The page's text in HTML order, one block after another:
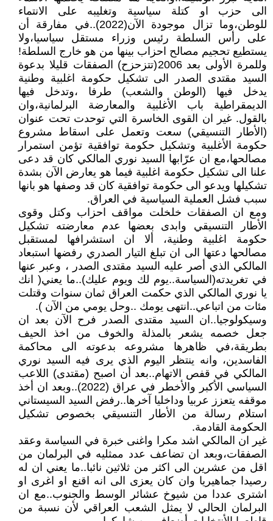
الى حزب او كتلة سياسية وتغليبه على الانتماء
للوطن،وما تزال موجودة الآن(2022)..في مفارقة أن
على رأس السلطة رئيس وزراء مستقل سياسيا،ولا
يستطيع تحجيم مصالح احزاب بينها من هو خارج السلطة!
وللمرة الأولى بعد 2006(تتزحزح) الصفقات قليلا بدعوة
السيد مقتدى الصدر الى تشكيل حكومة اغلبية وطنية
يدخل فيها (الوطن والشعب) طرفا ،وتدخل فيها
الديمقراطية باب الأغلبية والمعارضة البرلمانية،وان
بالقول. غير ان القوى الخاسرة التي توحدت تحت عنوان
(الأطار التنسيقي) سعت وتعمل على اسقاط مشروع
حكومة الأغلبية وتشكيل حكومة توافقية تؤمن استمرار
مصالحها،مع ان عرّابها السيد نوري المالكي كان قد دعى
علنا الى تشكيل حكومة اغلبية فيما هو يعارض الآن بشدة
تشكيلها ويدعو الى حكومة توافقية كان قد وصفها هو بانها
سبب فشل العملية السياسية في العراق.
ومع ان الصفقات خلخلت مواقف احزاب وكتل وقوى
الأطار التنسيقي وابدى بعضها عدم معارضته تشكيل
حكومة اغلبية وطنية، ألا ان استشرافها لمستقبل
مصالحها دعتها الى ان تبلغ التيار الصدري رفضها استبعاد
المالكي الذي أصر عليه السيد مقتدى الصدر ، وعبر عنها
في تغريدته(السياسة..يوم لك ويوم عليك)..ما يعني( انك
يا نوري المالكي الذي حكمت العراق ثمان سنوات وقتلت
مئات من اتباعي..انتهى يومك ..وحل يومي من الآن ).
وسيكولوجيا..ان السيد مقتدى الصدر فرح الآن بعد ان
جعل خصمه يشعر بالمذلة والخوف من اخذ الحيف
بطريقة،في ظاهرها مشروعه بدعوته الى محاكمة
الفاسدين، وانه ينتظر اليوم الذي يرى فيه السيد نوري
المالكي في قفص الاتهام..بعد أن اصبح (مقتدى) اللاعب
السياسي الأكبر والأخطر في عراق (2022)..وبعد ان أخذ
موقفه يتعزز عربيا وداخليا آخرها..رفض السيد السيستاني
استلام رسالة من الأطار التنسيقي بخصوص تشكيل
الحكومة القادمة.
غير ان المالكي اشد مكرا واغنى خبرة في السياسة وعقد
الصفقات،وبعد ان تضاعف عدد ممثليه في البرلمان من
اقل من عشرين الى اكثر من ثلاثين نائبا..ما يعني ان له
رصيدا جماهيريا وان كان يعزى الى انه اقنع او اغرى او
اشترى عددا من شيوخ عشائر الوسط والجنوب..مع ان
البرلمان الحالي لا يمثل الشعب العراقي لأن نسبة من